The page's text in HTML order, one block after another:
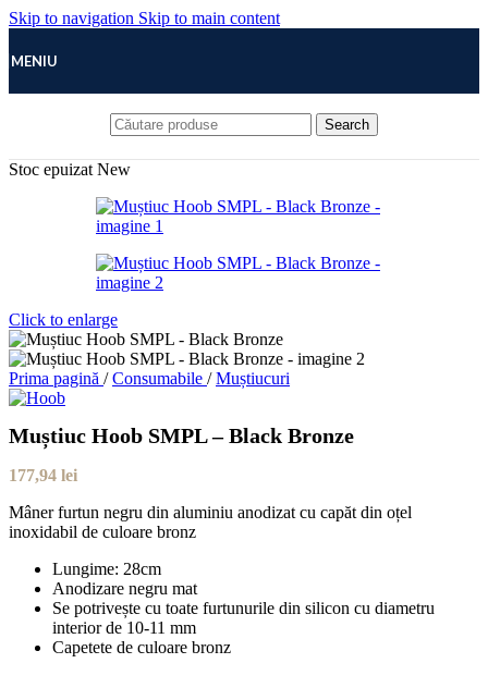
Skip to navigation Skip to main content
MENIU
Search
Stoc epuizat New
Click to enlarge
Prima pagină / Consumabile / Muștiucuri
Muștiuc Hoob SMPL – Black Bronze
177,94 lei
Mâner furtun negru din aluminiu anodizat cu capăt din oțel
inoxidabil de culoare bronz
Lungime: 28cm
Anodizare negru mat
Se potrivește cu toate furtunurile din silicon cu diametru
interior de 10-11 mm
Capetete de culoare bronz